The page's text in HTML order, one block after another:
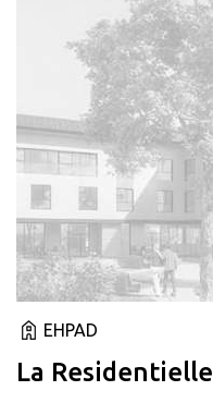
EHPAD
La Residentielle